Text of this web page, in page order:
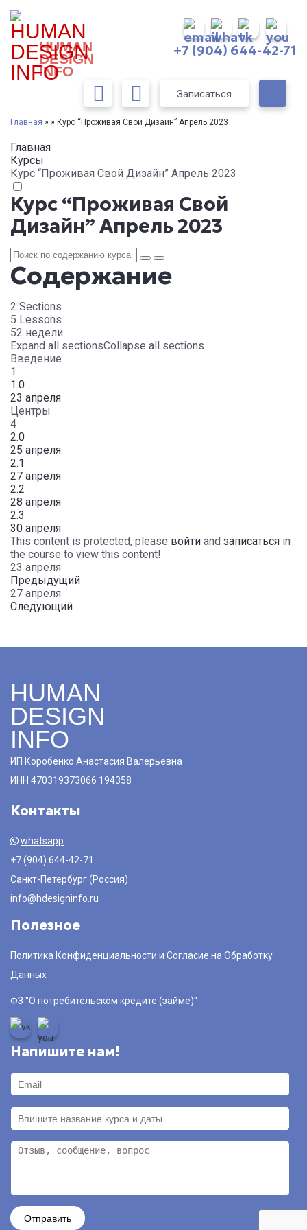
HUMAN
DESIGN
INFO
+7 (904) 644-42-71
Записаться
Главная » » Курс “Проживая Свой Дизайн” Апрель 2023
Главная
Курсы
Курс “Проживая Свой Дизайн” Апрель 2023
Курс “Проживая Свой
Дизайн” Апрель 2023
Содержание
2 Sections
5 Lessons
52 недели
Expand all sectionsCollapse all sections
Введение
1
1.0
23 апреля
Центры
4
2.0
25 апреля
2.1
27 апреля
2.2
28 апреля
2.3
30 апреля
This content is protected, please войти and записаться in
the course to view this content!
23 апреля
Предыдущий
27 апреля
Следующий
HUMAN
DESIGN
INFO
ИП Коробенко Анастасия Валерьевна
ИНН 470319373066 194358
Контакты
whatsapp
+7 (904) 644-42-71
Санкт-Петербург (Россия)
info@hdesigninfo.ru
Полезное
Политика Конфиденциальности и Согласие на Обработку
Данных
ФЗ "О потребительском кредите (займе)"
Напишите нам!